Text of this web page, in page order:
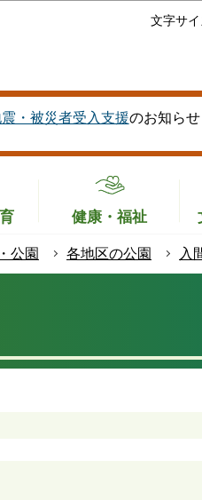
このペー
文字サ
・被災者受入支援のお知ら
健康・福祉
公園 各地区の公園 入